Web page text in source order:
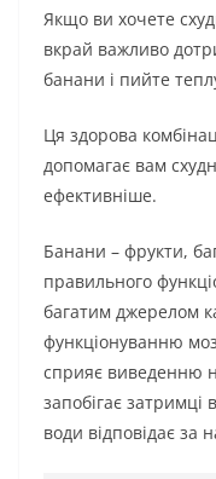
Якщо ви хочете
вкрай важливо
банани і пийте
Ця здорова
допомагає вам
ефективніше.
Банани – фрукти,
правильного
багатим джерелом
функціонуванню
сприяє виведенню
запобігає
води відповідає за